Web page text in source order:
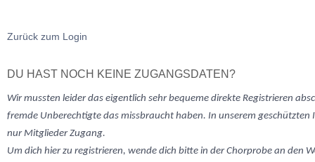
Zurück zum Login
DU HAST NOCH KEINE ZUGANGSDATEN?
Wir mussten leiderdas eigentlich sehr bequeme direkte Registrieren
fremde Unberechtigte das missbraucht haben. In unserem
nur Mitglieder Zugang.
Um dich hier zu registrieren, wende dich bitte in der Chorprobe an den